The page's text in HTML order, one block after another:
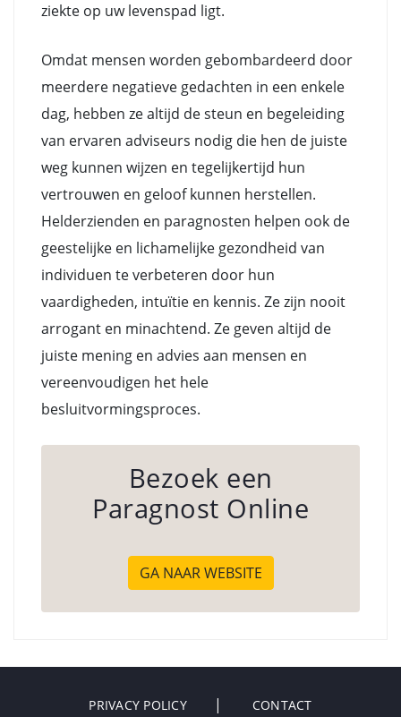
ziekte op uw levenspad ligt.
Omdat mensen worden gebombardeerd door
meerdere negatieve gedachten in een enkele
dag, hebben ze altijd de steun en begeleiding
van ervaren adviseurs nodig die hen de juiste
weg kunnen wijzen en tegelijkertijd hun
vertrouwen en geloof kunnen herstellen.
Helderzienden en paragnosten helpen ook de
geestelijke en lichamelijke gezondheid van
individuen te verbeteren door hun
vaardigheden, intuïtie en kennis. Ze zijn nooit
arrogant en minachtend. Ze geven altijd de
juiste mening en advies aan mensen en
vereenvoudigen het hele
besluitvormingsproces.
Bezoek een
Paragnost Online
GA NAAR WEBSITE
PRIVACY POLICY CONTACT